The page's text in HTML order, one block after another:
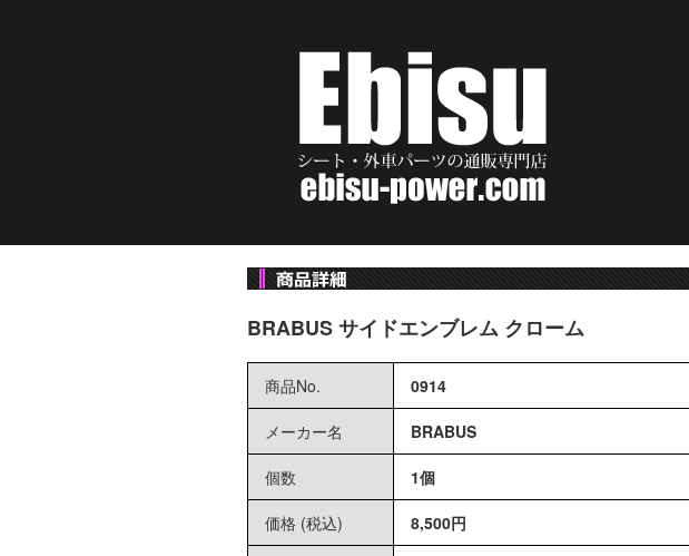
BRABUS サイドエンブレム クローム
商品No. 0914
メーカー名 BRABUS
個数 1個
価格 (税込) 8,500円